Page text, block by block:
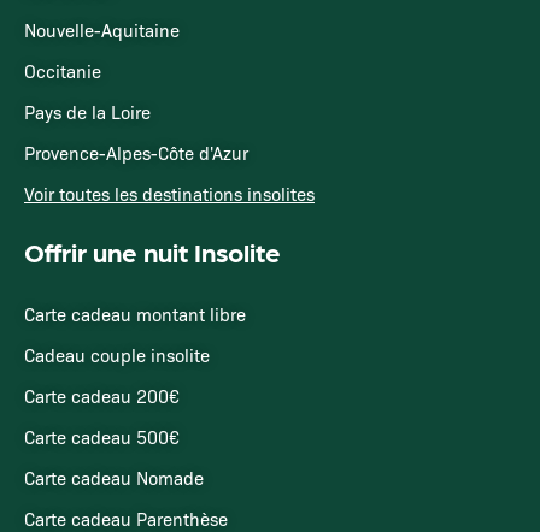
Nouvelle-Aquitaine
Occitanie
Pays de la Loire
Provence-Alpes-Côte d'Azur
Voir toutes les destinations insolites
Offrir une nuit Insolite
Carte cadeau montant libre
Cadeau couple insolite
Carte cadeau 200€
Carte cadeau 500€
Carte cadeau Nomade
Carte cadeau Parenthèse